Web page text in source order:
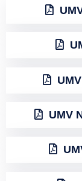
UMV